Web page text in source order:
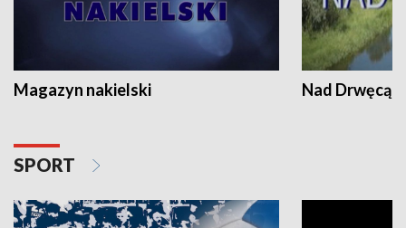
Magazyn nakielski Nad Drwęcą
SPORT